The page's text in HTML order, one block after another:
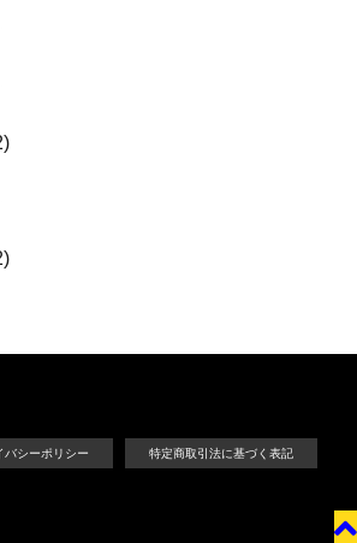
バシーポリシー 特定商取引法に基づく表記